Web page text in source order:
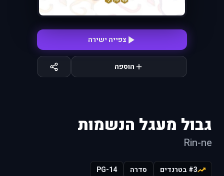
צפייה ישירה
הוספה
גבול מעגל הנשמות
Rin-ne
#3 בטרנדים סדרה PG-14